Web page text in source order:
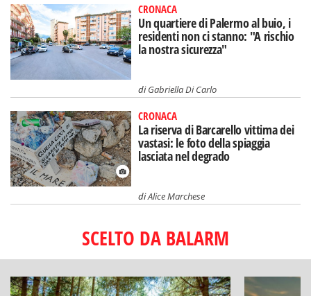
CRONACA
Un quartiere di Palermo al buio, i
residenti non ci stanno: "A rischio
la nostra sicurezza"
diGabriella Di Carlo
CRONACA
La riserva di Barcarello vittima dei
vastasi: le foto della spiaggia
lasciata nel degrado
diAlice Marchese
SCELTO DA BALARM